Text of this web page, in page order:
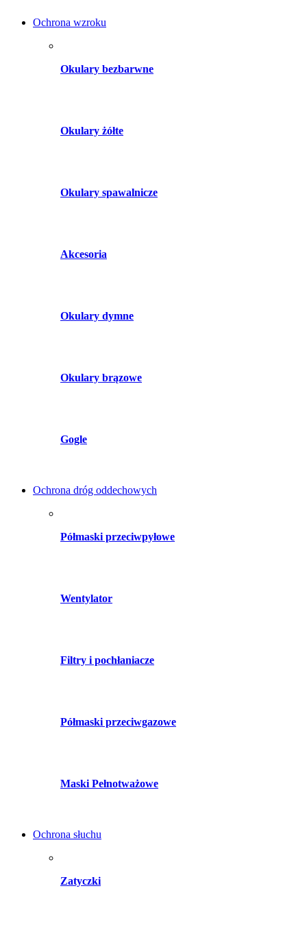
Ochrona wzroku
Okulary bezbarwne
Okulary żółte
Okulary spawalnicze
Akcesoria
Okulary dymne
Okulary brązowe
Gogle
Ochrona dróg oddechowych
Półmaski przeciwpyłowe
Wentylator
Filtry i pochłaniacze
Półmaski przeciwgazowe
Maski Pełnotważowe
Ochrona słuchu
Zatyczki